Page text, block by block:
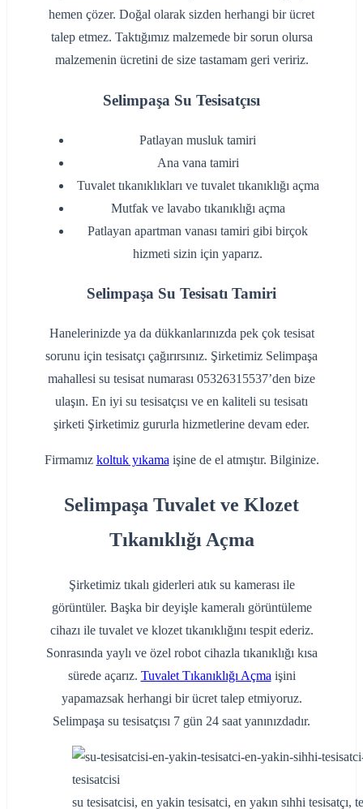
hemen çözer. Doğal olarak sizden herhangi bir ücret
talep etmez. Taktığımız malzemede bir sorun olursa
malzemenin ücretini de size tastamam geri veririz.
Selimpaşa Su Tesisatçısı
‌Patlayan musluk tamiri
‌Ana vana tamiri
‌Tuvalet tıkanıklıkları ve tuvalet tıkanıklığı açma
‌Mutfak ve lavabo tıkanıklığı açma
‌Patlayan apartman vanası tamiri gibi birçok
hizmeti sizin için yaparız.
Selimpaşa Su Tesisatı Tamiri
Hanelerinizde ya da dükkanlarınızda pek çok tesisat
sorunu için tesisatçı çağırırsınız. Şirketimiz Selimpaşa
mahallesi su tesisat numarası 05326315537’den bize
ulaşın. En iyi su tesisatçısı ve en kaliteli su tesisatı
şirketi Şirketimiz gururla hizmetlerine devam eder.
Firmamız koltuk yıkama işine de el atmıştır. Bilginize.
Selimpaşa Tuvalet ve Klozet
Tıkanıklığı Açma
Şirketimiz tıkalı giderleri atık su kamerası ile
görüntüler. Başka bir deyişle kameralı görüntüleme
cihazı ile tuvalet ve klozet tıkanıklığını tespit ederiz.
Sonrasında yaylı ve özel robot cihazla tıkanıklığı kısa
sürede açarız. Tuvalet Tıkanıklığı Açma işini
yapamazsak herhangi bir ücret talep etmiyoruz.
Selimpaşa su tesisatçısı 7 gün 24 saat yanınızdadır.
su tesisatcisi, en yakin tesisatci, en yakın sıhhi tesisatçı,